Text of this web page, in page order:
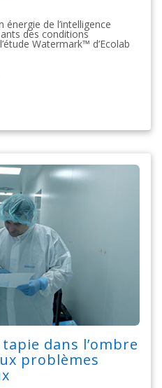
de l’intelligence
des conditions
Watermark™ d’Ecolab
dans l’ombre
problèmes